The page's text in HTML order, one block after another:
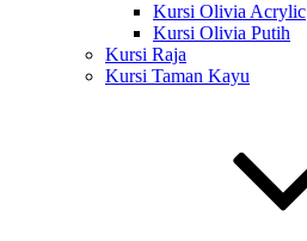
Kursi Olivia Acrylic
Kursi Olivia Putih
Kursi Raja
Kursi Taman Kayu